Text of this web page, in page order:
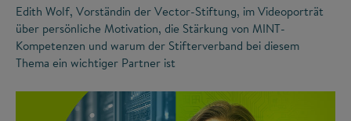
Edith Wolf, Vorständin der Vector-Stiftung, im Videoporträt
über persönliche Motivation, die Stärkung von MINT-
Kompetenzen und warum der Stifterverband bei diesem
Thema ein wichtiger Partner ist